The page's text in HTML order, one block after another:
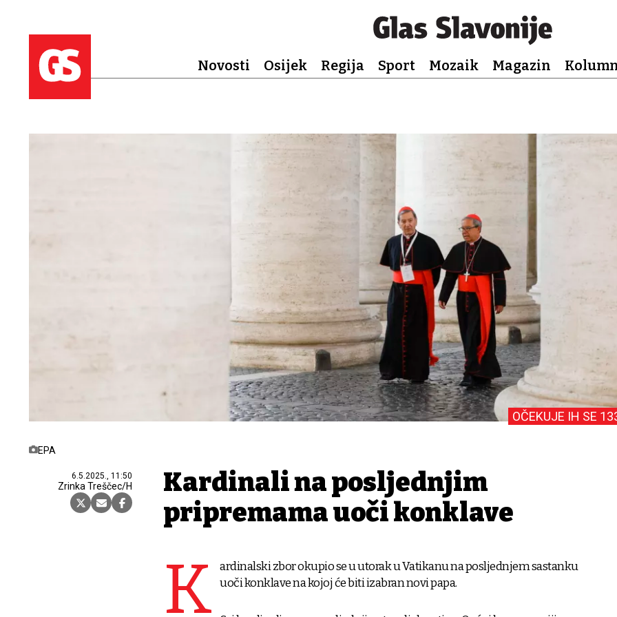
Novosti Osijek Regija Sport Mozaik Magazin
EPA
6.5.2025., 11:50
Zrinka Treščec/H
OČEKUJE IH SE
Kardinali na posljednjim
pripremama uoči konklave
K ardinalski zbor okupio se u utorak u Vatikanu na posljednjem sastanku
uoči konklave na kojoj će biti izabran novi papa.